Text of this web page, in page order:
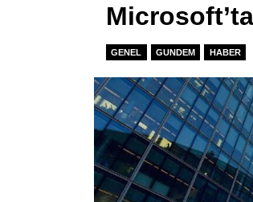
GENEL GUNDEM HABER